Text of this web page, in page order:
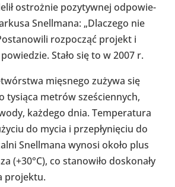
ostroż­nie pozy­tyw­nej odpo­wie­
Snel­l­mana: „Dla­czego nie
roz­po­cząć projekt i
Stało się to w 2007 r.
mię­snego zużywa się
tysiąca metrów sze­ścien­nych,
każdego dnia. Tem­pe­ra­tura
do mycia i prze­pły­nię­ciu do
Snel­l­mana wynosi około plus
(+30°C), co sta­no­wiło dosko­nały
pro­jektu.